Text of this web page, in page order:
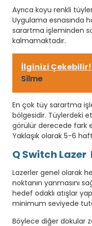
Ayrıca koyu renkli
Uygulama esnasında
sarartma işleminden
kalmamaktadır.
İlginizi Çekebilir!
Silme
En çok tüy sarartma
bölgesidir. Tüylerdeki
görülür derecede fark
Yaklaşık olarak 5-6
Q Switch Lazer
Lazerler genel olarak
noktanın yanmasını
hedef odaklı atışlar
minimum seviyede
Böylece diğer dokular